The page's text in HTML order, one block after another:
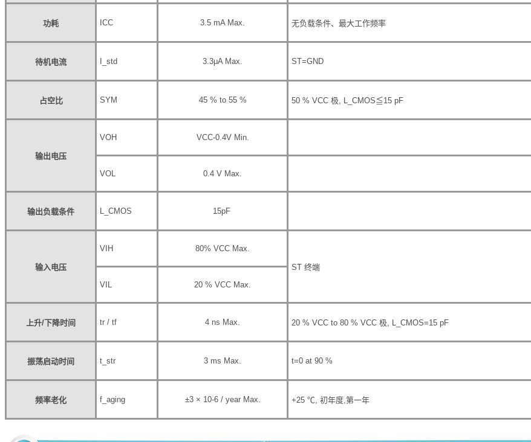
功耗 CC 3.5 mA Max. 无负载条件、最大工作频率
待机电流 I_std 3.3μA Max. ST=GND
占空比 SYM 45 % to 55 % 50 % VCC 极, L_CMOS≦15 pF
输出电压
VOH VCC-0.4V Min.
VOL 0.4 V Max.
输出负载条件 L_CMOS 15pF
输入电压
V IH 80% VCC Max.
ST 终端
V IL 20 % VCC Max.
上升/下降时间 tr / tf 4 ns Max. 20 % VCC to 80 % VCC 极, L_CMOS=15 pF
振荡启动时间 t_str 3 ms Max. t=0 at 90 %
频率老化 f_aging ±3 × 10-6 / year Max. +25 ℃, 初年度,第一年